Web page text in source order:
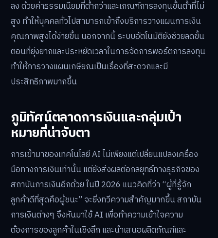
ลง ด้วยค่าธรรมเนียมที่ต่ำกว่าและเกณฑ์การลงทุนขั้นต่ำที่ไม่
สูง ทำให้บุคคลทั่วไปสามารถเข้าถึงบริการวางแผนการเงิน
คุณภาพสูงได้ง่ายขึ้น นอกจากนี้ ระบบอัตโนมัติยังช่วยลดขั้น
ตอนที่ยุ่งยากและประหยัดเวลาในการจัดการพอร์ตการลงทุน
ทำให้การวางแผนเกษียณเป็นเรื่องที่สะดวกและมี
ประสิทธิภาพมากขึ้น
ภูมิทัศน์ตลาดการเงินและกลุ่มเป้า
หมายที่น่าจับตา
การเข้ามาของเทคโนโลยี AI ไม่เพียงแต่เปลี่ยนแปลงเครื่อง
มือทางการเงินเท่านั้น แต่ยังส่งผลต่อกลยุทธ์ทางธุรกิจของ
สถาบันการเงินอีกด้วย ในปี 2026 แนวคิดที่ว่า “ผู้ที่รู้จัก
ลูกค้าดีที่สุดคือผู้ชนะ” จะยิ่งทวีความสำคัญมากขึ้น สถาบัน
การเงินต่างๆ จึงหันมาใช้ AI เพื่อทำความเข้าใจความ
ต้องการของลูกค้าในเชิงลึก และนำเสนอผลิตภัณฑ์และ